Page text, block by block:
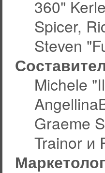
360"
Spicer,
Steven
Michele
Graeme
Trainor и